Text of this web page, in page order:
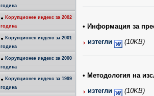
година
Корупционен индекс за 2002
година
Корупционен индекс за 2001
година
Корупционен индекс за 2000
година
Корупционен индекс за 1999
година
• Информация за
изтегли
(10KB)
• Методология на
изтегли
(10KB)